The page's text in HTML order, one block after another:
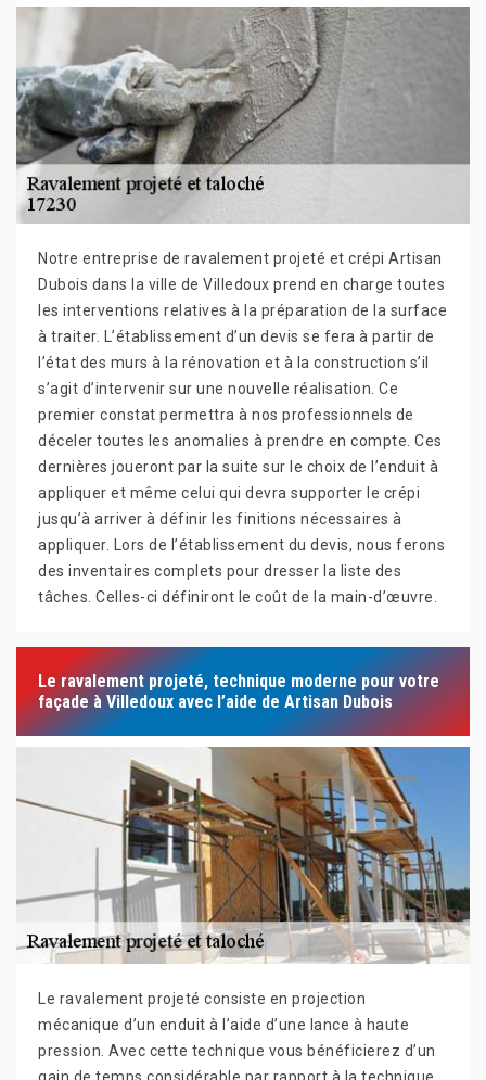
Notre entreprise de ravalement projeté et crépi Artisan
Dubois dans la ville de Villedoux prend en charge toutes
les interventions relatives à la préparation de la surface
à traiter. L’établissement d’un devis se fera à partir de
l’état des murs à la rénovation et à la construction s’il
s’agit d’intervenir sur une nouvelle réalisation. Ce
premier constat permettra à nos professionnels de
déceler toutes les anomalies à prendre en compte. Ces
dernières joueront par la suite sur le choix de l’enduit à
appliquer et même celui qui devra supporter le crépi
jusqu’à arriver à définir les finitions nécessaires à
appliquer. Lors de l’établissement du devis, nous ferons
des inventaires complets pour dresser la liste des
tâches. Celles-ci définiront le coût de la main-d’œuvre.
Le ravalement projeté, technique moderne pour votre
façade à Villedoux avec l’aide de Artisan Dubois
Le ravalement projeté consiste en projection
mécanique d’un enduit à l’aide d’une lance à haute
pression. Avec cette technique vous bénéficierez d’un